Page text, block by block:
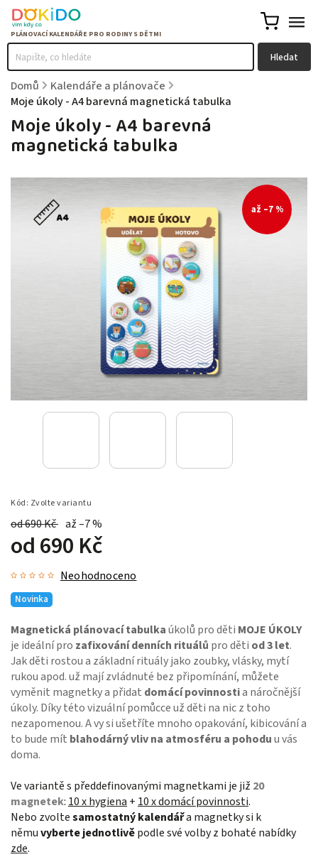
Hledat
Domů / Kalendáře a plánovače /
Moje úkoly - A4 barevná magnetická tabulka
Moje úkoly - A4 barevná
magnetická tabulka
až –7 %
Kód: Zvolte variantu
od 690 Kč až –7 %
od690 Kč
Novinka
Neohodnoceno
Magnetická plánovací tabulkaúkolů pro děti MOJE ÚKOLY
je ideální pro zafixování denních rituálů pro děti od 3 let.
Jak děti rostou a základní rituály jako zoubky, vlásky, mytí
rukou apod. už mají zvládnuté bez připomínání, můžete
vyměnit magnetky a přidat domácí povinnostia náročnější
úkoly. Díky této vizuální pomůcce už děti na nic z toho
nezapomenou. A vy si ušetříte mnoho opakování, kibicování a
to bude mít blahodárný vliv na atmosféru a pohoduu vás
doma.
Ve variantě s předdefinovanými magnetkami je již 20
magnetek: 10 x hygiena + 10 x domácí povinnosti.
Nebo zvoltesamostatný kalendářa magnetky si k
němuvyberte jednotlivěpodle své volby z bohaté nabídky
zde.